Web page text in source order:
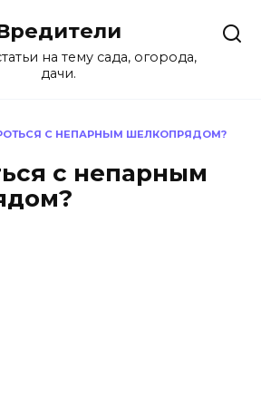
на тему сада, огорода,
дачи.
С НЕПАРНЫМ ШЕЛКОПРЯДОМ?
с непарным